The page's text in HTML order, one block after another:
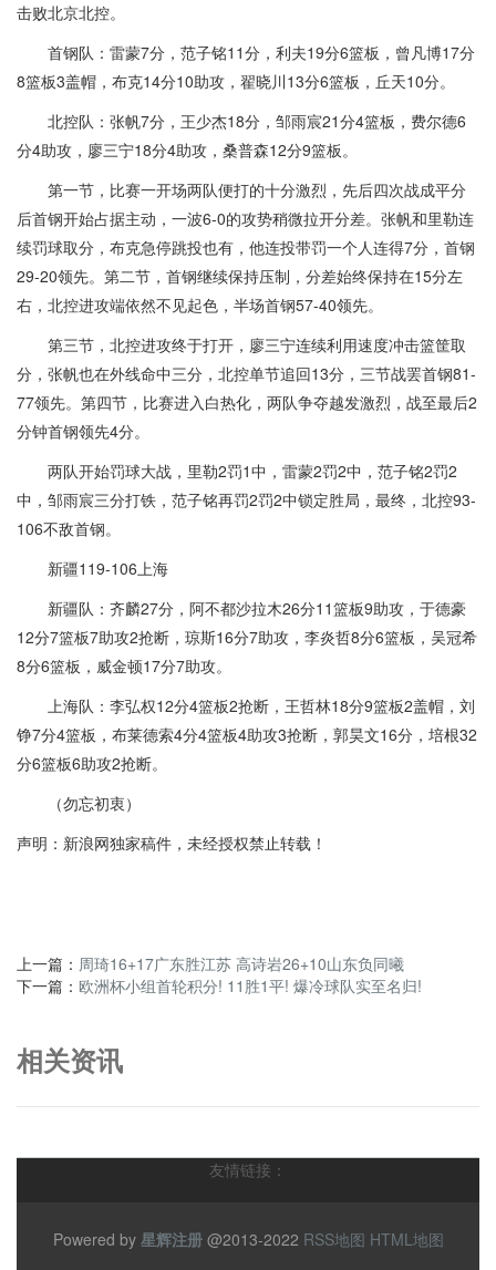
击败北京北控。
首钢队：雷蒙7分，范子铭11分，利夫19分6篮板，曾凡博17分
8篮板3盖帽，布克14分10助攻，翟晓川13分6篮板，丘天10分。
北控队：张帆7分，王少杰18分，邹雨宸21分4篮板，费尔德6
分4助攻，廖三宁18分4助攻，桑普森12分9篮板。
第一节，比赛一开场两队便打的十分激烈，先后四次战成平分
后首钢开始占据主动，一波6-0的攻势稍微拉开分差。张帆和里勒连
续罚球取分，布克急停跳投也有，他连投带罚一个人连得7分，首钢
29-20领先。第二节，首钢继续保持压制，分差始终保持在15分左
右，北控进攻端依然不见起色，半场首钢57-40领先。
第三节，北控进攻终于打开，廖三宁连续利用速度冲击篮筐取
分，张帆也在外线命中三分，北控单节追回13分，三节战罢首钢81-
77领先。第四节，比赛进入白热化，两队争夺越发激烈，战至最后2
分钟首钢领先4分。
两队开始罚球大战，里勒2罚1中，雷蒙2罚2中，范子铭2罚2
中，邹雨宸三分打铁，范子铭再罚2罚2中锁定胜局，最终，北控93-
106不敌首钢。
新疆119-106上海
新疆队：齐麟27分，阿不都沙拉木26分11篮板9助攻，于德豪
12分7篮板7助攻2抢断，琼斯16分7助攻，李炎哲8分6篮板，吴冠希
8分6篮板，威金顿17分7助攻。
上海队：李弘权12分4篮板2抢断，王哲林18分9篮板2盖帽，刘
铮7分4篮板，布莱德索4分4篮板4助攻3抢断，郭昊文16分，培根32
分6篮板6助攻2抢断。
（勿忘初衷）
声明：新浪网独家稿件，未经授权禁止转载！
上一篇： 周琦16+17广东胜江苏 高诗岩26+10山东负同曦
下一篇： 欧洲杯小组首轮积分! 11胜1平! 爆冷球队实至名归!
相关资讯
友情链接：
Powered by 星辉注册@2013-2022 RSS地图 HTML地图